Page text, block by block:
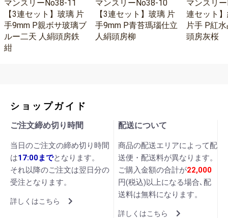
マンスリーNo38-11
【3連セット】玻璃 片
手9mm P親ボサ玻璃ブ
ルー二天 人絹頭房鉄
紺
マンスリーNo38-10
【3連セット】玻璃 片
手9mm P青苔瑪瑙仕立
人絹頭房柳
マンスリ
連セット
片手 P紅
頭房灰桜
ショップガイド
ご注文締め切り時間
当日のご注文の締め切り時間
は17:00までとなります。
それ以降のご注文は翌日分の
受注となります。
詳しくはこちら
配送について
商品の配送エリアによって配
送便・配送料が異なります。
ご購入金額の合計が22,000
円(税込)以上になる場合､配
送料は無料になります。
詳しくはこちら